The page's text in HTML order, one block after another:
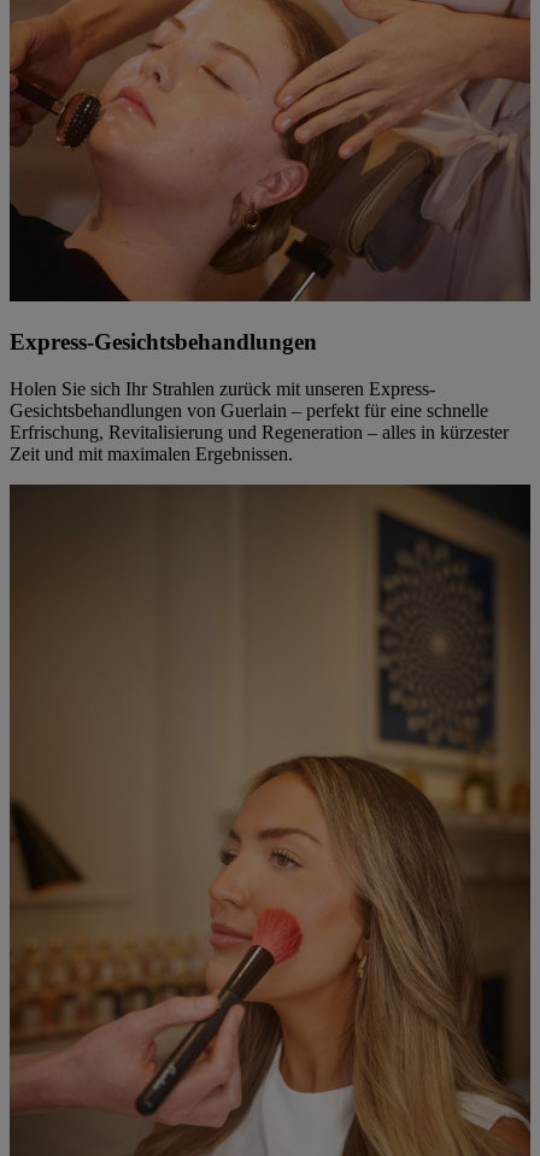
Express-Gesichtsbehandlungen
Holen Sie sich Ihr Strahlen zurück mit unseren Express-
Gesichtsbehandlungen von Guerlain – perfekt für eine schnelle
Erfrischung, Revitalisierung und Regeneration – alles in kürzester
Zeit und mit maximalen Ergebnissen.